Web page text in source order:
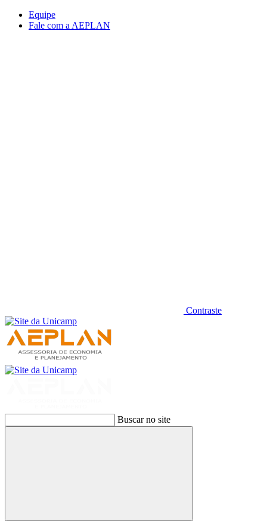
Conteúdo principal
Equipe
Fale com a AEPLAN
Contraste
Buscar no site
Buscar